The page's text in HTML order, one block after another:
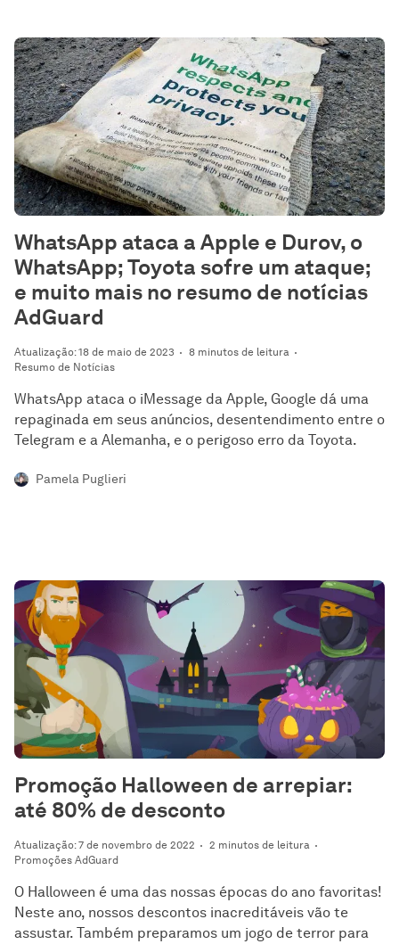
Atualização: 18 de maio de 2023
8 minutos de leitura
Resumo de Notícias
WhatsApp ataca a Apple e Durov, o
WhatsApp; Toyota sofre um ataque;
e muito mais no resumo de notícias
AdGuard
WhatsApp ataca o iMessage da Apple, Google dá uma
repaginada em seus anúncios, desentendimento entre o
Telegram e a Alemanha, e o perigoso erro da Toyota.
Pamela Puglieri
Atualização: 7 de novembro de 2022
2 minutos de leitura
Promoções AdGuard
Promoção Halloween de arrepiar:
até 80% de desconto
O Halloween é uma das nossas épocas do ano favoritas!
Neste ano, nossos descontos inacreditáveis vão te
assustar. Também preparamos um jogo de terror para